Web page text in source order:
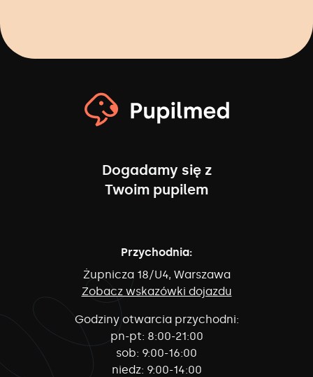
Dogadamy się z
Twoim pupilem
Przychodnia:
Żupnicza 18/U4, Warszawa
Zobacz wskazówki dojazdu
Godziny otwarcia przychodni:
pn-pt: 8:00-21:00
sob: 9:00-16:00
niedz: 9:00-14:00